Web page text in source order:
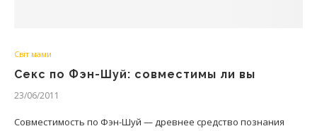
Світ мами
Секс по Фэн-Шуй: совместимы ли вы
23/06/2011
Совместимость по Фэн-Шуй — древнее средство познания